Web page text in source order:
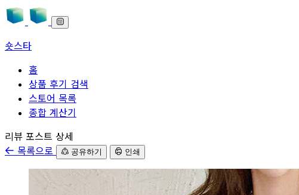
숏스타
홈
상품 후기 검색
스토어 목록
종합 계산기
본문으로 바로가기
리뷰 포스트 상세
목록으로
공유하기 인쇄